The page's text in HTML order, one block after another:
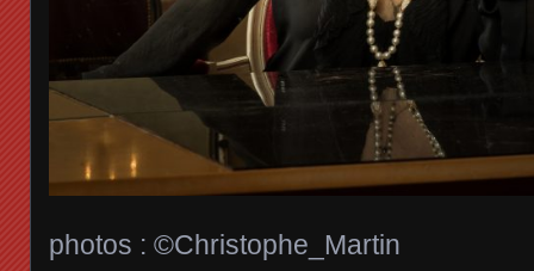
photos : ©Christophe_Martin